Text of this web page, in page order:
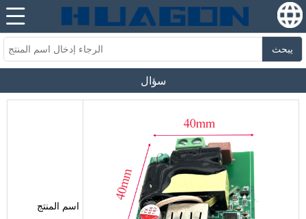
يبحث
سؤال
اسم المنتج